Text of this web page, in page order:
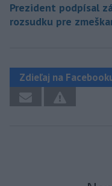
Prezident podpísal
rozsudku pre
Zdieľaj na